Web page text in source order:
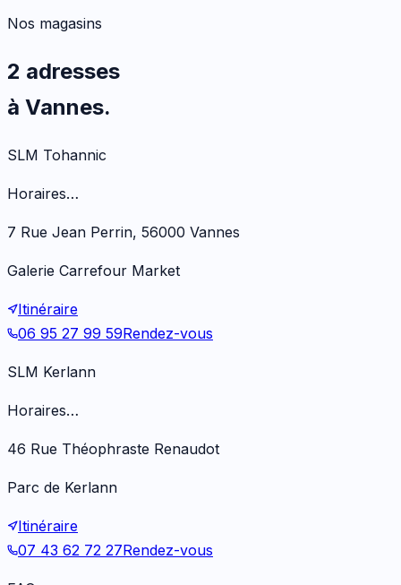
Nos magasins
2 adresses
à Vannes.
SLM Tohannic
Horaires…
7 Rue Jean Perrin, 56000 Vannes
Galerie Carrefour Market
Itinéraire
06 95 27 99 59Rendez-vous
SLM Kerlann
Horaires…
46 Rue Théophraste Renaudot
Parc de Kerlann
Itinéraire
07 43 62 72 27Rendez-vous